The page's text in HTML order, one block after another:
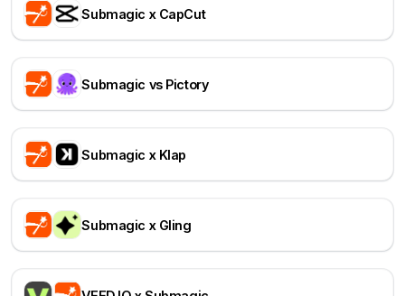
Submagic x CapCut
Submagic vs Pictory
Submagic x Klap
Submagic x Gling